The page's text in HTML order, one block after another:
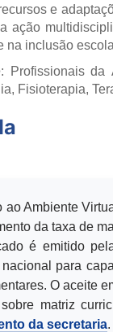
e
ação
na inclusão
: Profissionais da
Fisioterapia,
ao Ambiente
da taxa de
é emitido
para
O aceite
matriz
da secretaria.